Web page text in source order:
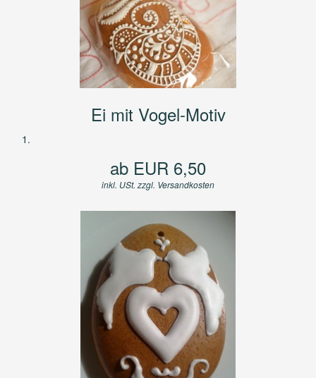
Ei mit Vogel-Motiv
ab EUR 6,50
inkl. USt. zzgl. Versandkosten